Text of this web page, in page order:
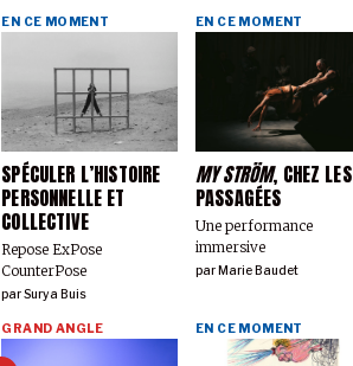
SPÉCULER L’HISTOIRE
PERSONNELLE ET
COLLECTIVE
Repose ExPose
CounterPose
EN CE MOMENT
parSurya Buis
MY STRÖM, CHEZ LES
PASSAGÉES
Une performance
immersive
EN CE MOMENT
parMarie Baudet
GRAND ANGLE EN CE MOMENT